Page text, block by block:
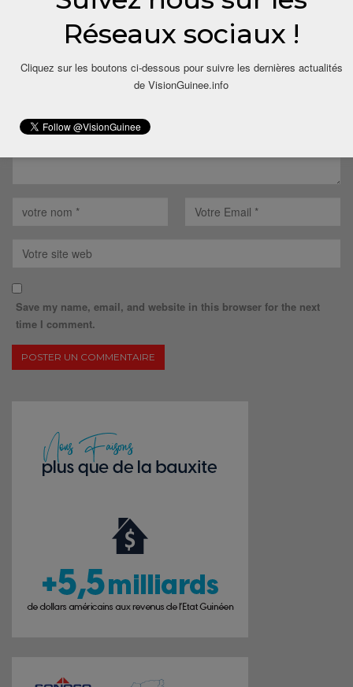
Votre adresse email ne sera pas publiée.
Save my name, email, and website in this browser for the next
time I comment.
Réseaux sociaux !
Cliquez sur les boutons ci-dessous pour suivre les dernières actualités
de VisionGuinee.info